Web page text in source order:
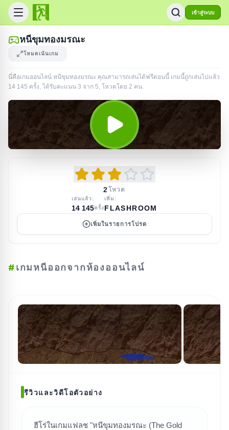
เข้าสู่ระบบ
หนีขุมทองมรณะ
โหมดเน้นเกม
นี่คือเกมออนไลน์ หนีขุมทองมรณะ คุณสามารถเล่นได้ฟรีตอนนี้ เกมนี้ถูกเล่นไปแล้ว
14 145 ครั้ง, ได้รับคะแนน 3 จาก 5, โหวตโดย 2 คน.
2โหวต
เล่นแล้ว:
14 145ครั้ง
เพิ่ม:
FLASHROOM
เพิ่มในรายการโปรด
#เกมหนีออกจากห้องออนไลน์
รีวิวและวิดีโอตัวอย่าง
ฮีโร่ในเกมแฟลช "หนีขุมทองมรณะ (The Gold